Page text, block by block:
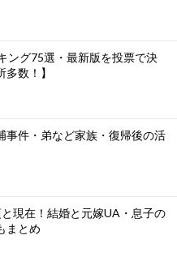
ング75選・最新版を投票で決
数！】
事件・弟など家族・復帰後の活
現在！結婚と元嫁UA・息子の
まとめ